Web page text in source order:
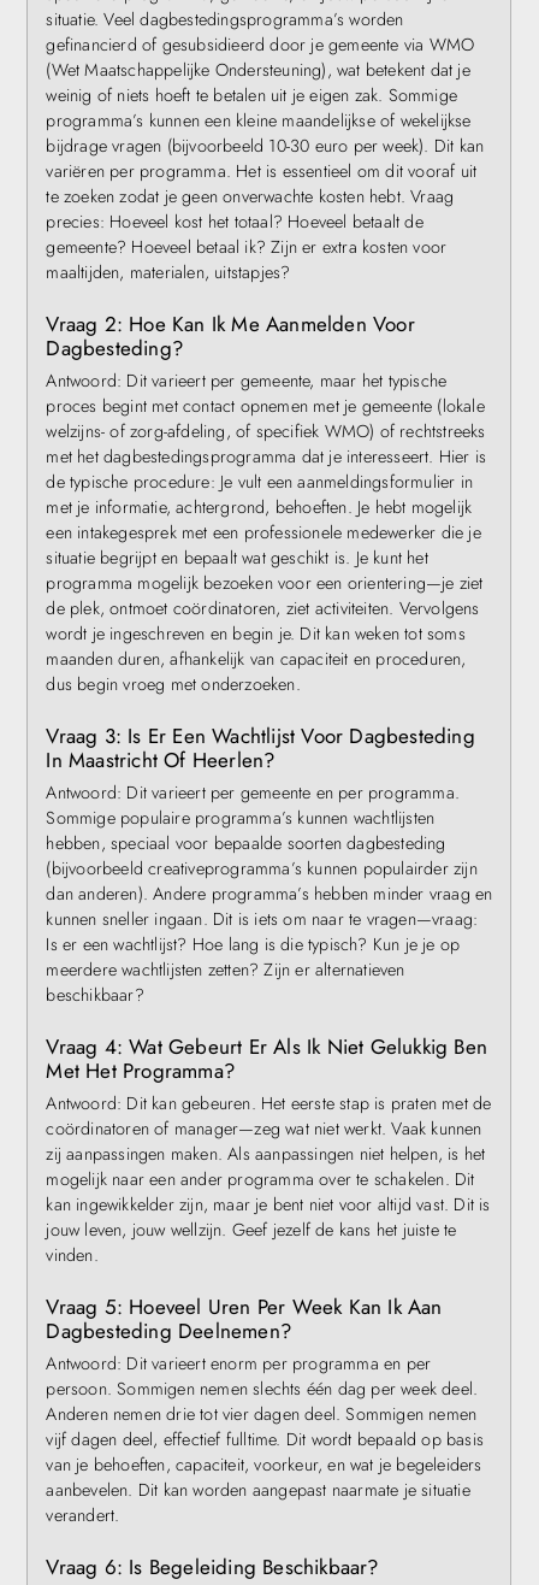
situatie. Veel dagbestedingsprogramma’s worden
gefinancierd of gesubsidieerd door je gemeente via WMO
(Wet Maatschappelijke Ondersteuning), wat betekent dat je
weinig of niets hoeft te betalen uit je eigen zak. Sommige
programma’s kunnen een kleine maandelijkse of wekelijkse
bijdrage vragen (bijvoorbeeld 10-30 euro per week). Dit kan
variëren per programma. Het is essentieel om dit vooraf uit
te zoeken zodat je geen onverwachte kosten hebt. Vraag
precies: Hoeveel kost het totaal? Hoeveel betaalt de
gemeente? Hoeveel betaal ik? Zijn er extra kosten voor
maaltijden, materialen, uitstapjes?
Vraag 2: Hoe Kan Ik Me Aanmelden Voor
Dagbesteding?
Antwoord: Dit varieert per gemeente, maar het typische
proces begint met contact opnemen met je gemeente (lokale
welzijns- of zorg-afdeling, of specifiek WMO) of rechtstreeks
met het dagbestedingsprogramma dat je interesseert. Hier is
de typische procedure: Je vult een aanmeldingsformulier in
met je informatie, achtergrond, behoeften. Je hebt mogelijk
een intakegesprek met een professionele medewerker die je
situatie begrijpt en bepaalt wat geschikt is. Je kunt het
programma mogelijk bezoeken voor een orientering—je ziet
de plek, ontmoet coördinatoren, ziet activiteiten. Vervolgens
wordt je ingeschreven en begin je. Dit kan weken tot soms
maanden duren, afhankelijk van capaciteit en proceduren,
dus begin vroeg met onderzoeken.
Vraag 3: Is Er Een Wachtlijst Voor Dagbesteding
In Maastricht Of Heerlen?
Antwoord: Dit varieert per gemeente en per programma.
Sommige populaire programma’s kunnen wachtlijsten
hebben, speciaal voor bepaalde soorten dagbesteding
(bijvoorbeeld creativeprogramma’s kunnen populairder zijn
dan anderen). Andere programma’s hebben minder vraag en
kunnen sneller ingaan. Dit is iets om naar te vragen—vraag:
Is er een wachtlijst? Hoe lang is die typisch? Kun je je op
meerdere wachtlijsten zetten? Zijn er alternatieven
beschikbaar?
Vraag 4: Wat Gebeurt Er Als Ik Niet Gelukkig Ben
Met Het Programma?
Antwoord: Dit kan gebeuren. Het eerste stap is praten met de
coördinatoren of manager—zeg wat niet werkt. Vaak kunnen
zij aanpassingen maken. Als aanpassingen niet helpen, is het
mogelijk naar een ander programma over te schakelen. Dit
kan ingewikkelder zijn, maar je bent niet voor altijd vast. Dit is
jouw leven, jouw wellzijn. Geef jezelf de kans het juiste te
vinden.
Vraag 5: Hoeveel Uren Per Week Kan Ik Aan
Dagbesteding Deelnemen?
Antwoord: Dit varieert enorm per programma en per
persoon. Sommigen nemen slechts één dag per week deel.
Anderen nemen drie tot vier dagen deel. Sommigen nemen
vijf dagen deel, effectief fulltime. Dit wordt bepaald op basis
van je behoeften, capaciteit, voorkeur, en wat je begeleiders
aanbevelen. Dit kan worden aangepast naarmate je situatie
verandert.
Vraag 6: Is Begeleiding Beschikbaar?